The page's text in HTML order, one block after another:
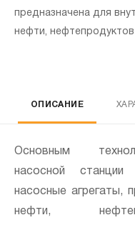
предназначена для
нефти,
ОПИСАНИЕ
Основным
насосной станции
насосные агрегаты,
нефти,